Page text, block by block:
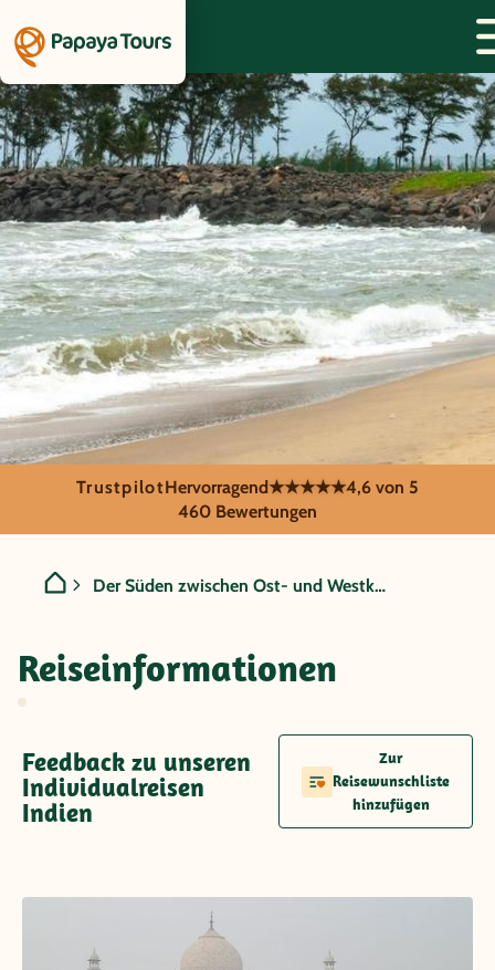
Indien - Der Süden
TrustpilotHervorragend★★★★★4,6 von 5
460 Bewertungen
Der Süden zwischen Ost- und Westküste
Reiseinformationen
Feedback zu unseren
Individualreisen
Indien
Zur
Reisewunschliste
hinzufügen